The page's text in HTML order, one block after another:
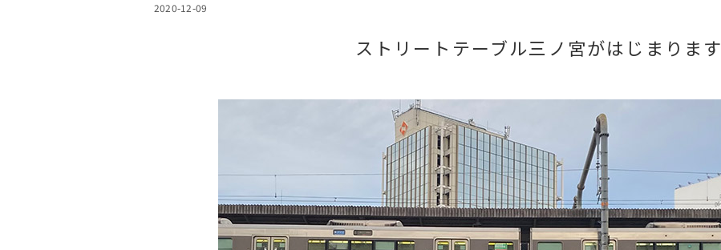
2020-12-09
ストリートテーブル三ノ宮がはじまります